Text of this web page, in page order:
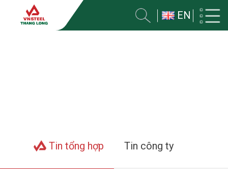
EN
Tin tổng hợp Tin công ty